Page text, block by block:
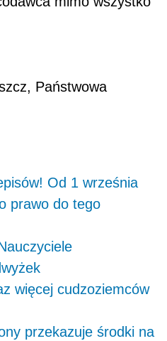
Państwowa
Od 1 września
prawo do tego
więcej cudzoziemców
przekazuje środki na